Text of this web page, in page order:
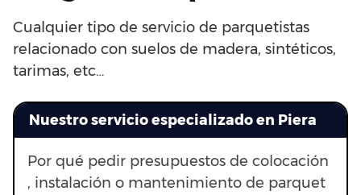
Cualquier tipo de servicio de parquetistas
relacionado con suelos de madera, sintéticos,
tarimas, etc…
Nuestro servicio especializado en Piera
Por qué pedir presupuestos de colocación
, instalación o mantenimiento de parquet